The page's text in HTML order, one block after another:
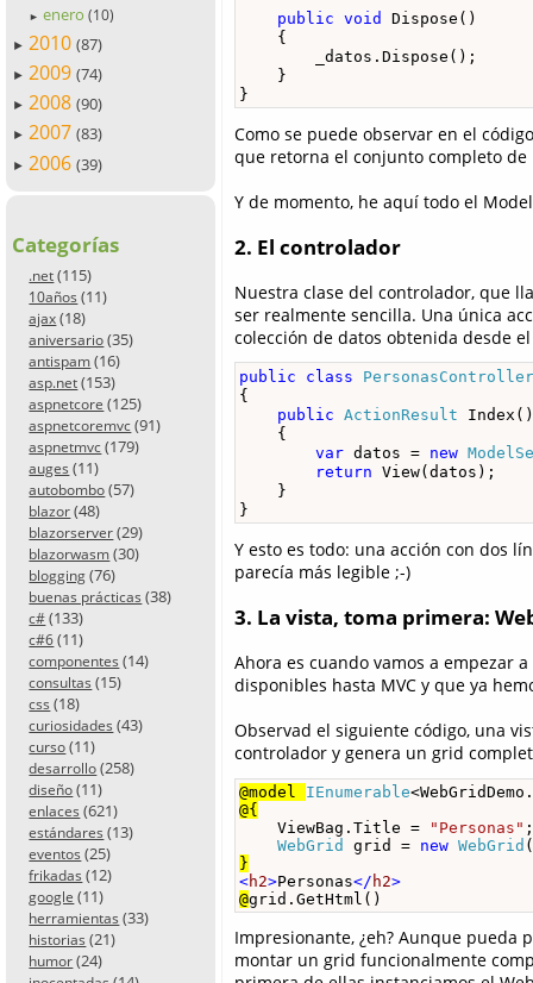
► enero (10)
► 2010 (87)
► 2009 (74)
► 2008 (90)
► 2007 (83)
► 2006 (39)
Categorías
.net (115)
10años (11)
ajax (18)
aniversario (35)
antispam (16)
asp.net (153)
aspnetcore (125)
aspnetcoremvc (91)
aspnetmvc (179)
auges (11)
autobombo (57)
blazor (48)
blazorserver (29)
blazorwasm (30)
blogging (76)
buenas prácticas (38)
c# (133)
c#6 (11)
componentes (14)
consultas (15)
css (18)
curiosidades (43)
curso (11)
desarrollo (258)
diseño (11)
enlaces (621)
estándares (13)
eventos (25)
frikadas (12)
google (11)
herramientas (33)
historias (21)
humor (24)
public void
Dispose()
{
_datos.Dispose();
}
}
Como se puede observar en el
que retorna el conjunto completo de
Y de momento, he aquí todo el
2. El controlador
Nuestra clase del controlador, que
ser realmente sencilla. Una única
colección de datos obtenida desde
public class
PersonasController
{
public ActionResult Index()
{
var datos = new
return View(datos);
}
}
Y esto es todo: una acción con dos
parecía más legible ;-)
3. La vista, toma primera:
Ahora es cuando vamos a empezar
disponibles hasta MVC y que ya
Observad el siguiente código, una
controlador y genera un grid
@model IEnumerable
@{
ViewBag.Title =
"Personas" ;
WebGrid
grid = new WebGrid
}
<h2>Personas</ h2>
@grid.GetHtml()
Impresionante, ¿eh? Aunque pueda
montar un grid funcionalmente